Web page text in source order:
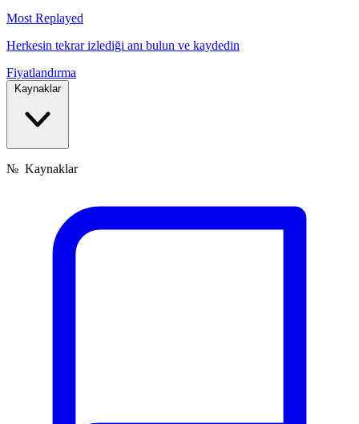
Most Replayed
Herkesin tekrar izlediği anı bulun ve kaydedin
Fiyatlandırma
Kaynaklar
№ Kaynaklar